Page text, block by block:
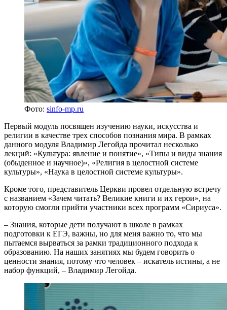
Фото: sinfo-mp.ru
Первый модуль посвящен изучению науки, искусства и
религии в качестве трех способов познания мира. В рамках
данного модуля Владимир Легойда прочитал несколько
лекций: «Культура: явление и понятие», «Типы и виды знания
(обыденное и научное)», «Религия в целостной системе
культуры», «Наука в целостной системе культуры».
Кроме того, представитель Церкви провел отдельную встречу
с названием «Зачем читать? Великие книги и их герои», на
которую смогли прийти участники всех программ «Сириуса».
– Знания, которые дети получают в школе в рамках
подготовки к ЕГЭ, важны, но для меня важно то, что мы
пытаемся вырваться за рамки традиционного подхода к
образованию. На наших занятиях мы будем говорить о
ценности знания, потому что человек – искатель истины, а не
набор функций, – Владимир Легойда.